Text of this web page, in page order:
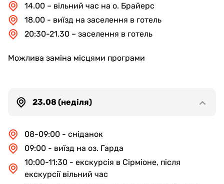
14.00 – вільний час на о. Брайерс
18.00 - виїзд на заселення в готель
20:30-21.30 – заселення в готель
Можлива заміна місцями програми
23.08 (неділя)
08-09:00 - сніданок
09:00 - виїзд на оз. Гарда
10:00-11:30 - екскурсія в Сірміоне, після
екскурсії вільний час